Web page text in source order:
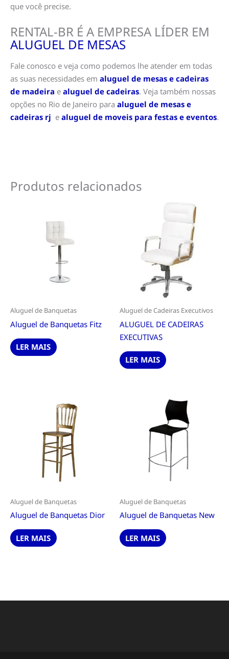
que você precise.
RENTAL-BR É A EMPRESA LÍDER EM
ALUGUEL DE MESAS
Fale conosco e veja como podemos lhe atender em todas
as suas necessidades em aluguel de mesas e cadeiras
de madeira e aluguel de cadeiras. Veja também nossas
opções no Rio de Janeiro para aluguel de mesas e
cadeiras rj e aluguel de moveis para festas e eventos.
Produtos relacionados
Aluguel de Banquetas
Aluguel de Banquetas Fitz
LER MAIS
Aluguel de Cadeiras Executivos
ALUGUEL DE CADEIRAS
EXECUTIVAS
LER MAIS
Aluguel de Banquetas
Aluguel de Banquetas Dior
LER MAIS
Aluguel de Banquetas
Aluguel de Banquetas New
LER MAIS